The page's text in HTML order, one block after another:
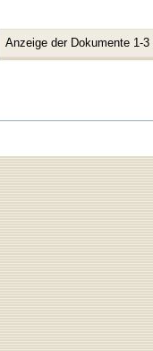
Anzeige der Dokumente 1-3